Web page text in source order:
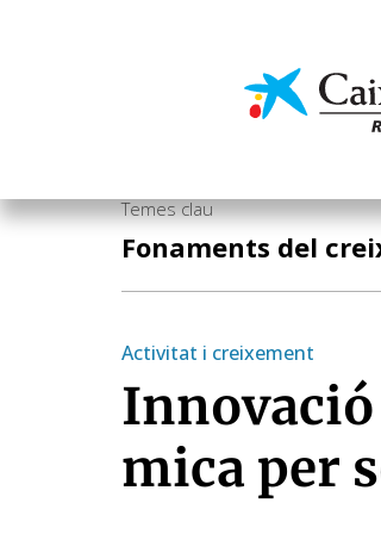
Temes clau
Fonaments del
Activitat i creixement
Innovació
mica per